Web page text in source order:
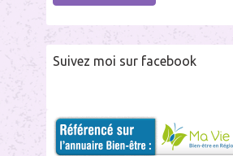
Suivez moi sur facebook